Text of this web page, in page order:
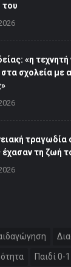
του
«η
στα σχολεία με
τραγωδία
έχασαν τη ζωή
Παιδί 0-1